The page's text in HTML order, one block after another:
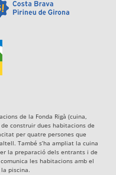
de la Fonda Rigà (cuina,
construir dues habitacions de
per quatre persones que
També s’ha ampliat la cuina
la preparació dels entrants i de
les habitacions amb el
piscina.